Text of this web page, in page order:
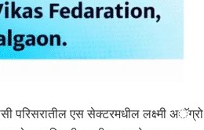
परिसरातील एस सेक्टरमधील लक्ष्मी अॅग्रो